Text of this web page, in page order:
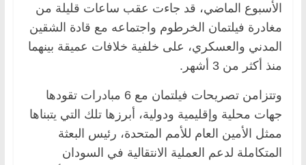
الأسبوع الماضي، قد جاءت عقب ساعات قليلة من
مغادرة فيلتمان الخرطوم واجتماعه مع قادة الشقين
المدني والعسكري، على خلفية خلافات عميقة بينهما
منذ أكثر من 3 أشهر.
وتتزامن تصريحات فيلتمان مع 6 مبادرات تقودها
جهات محلية وإقليمية ودولية، أبرزها تلك التي يتبناها
ممثل الأمين العام للأمم المتحدة، رئيس البعثة
المتكاملة لدعم العملية الانتقالية في السودان